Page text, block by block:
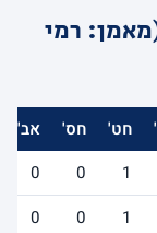
רמי
חט' חס'
אב'
1
0
0
1
0
0